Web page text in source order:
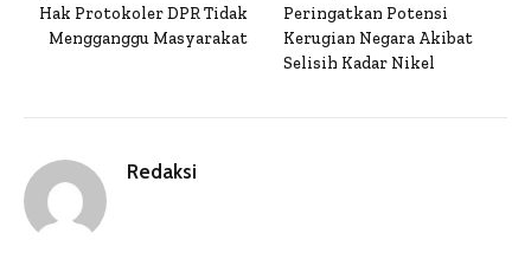
Hak Protokoler DPR Tidak
Mengganggu Masyarakat
Peringatkan Potensi
Kerugian Negara Akibat
Selisih Kadar Nikel
Redaksi